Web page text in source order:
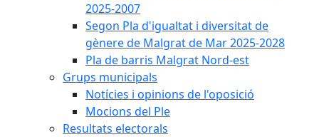
2025-2007
Segon Pla d'igualtat i diversitat de
gènere de Malgrat de Mar 2025-2028
Pla de barris Malgrat Nord-est
Grups municipals
Notícies i opinions de l'oposició
Mocions del Ple
Resultats electorals